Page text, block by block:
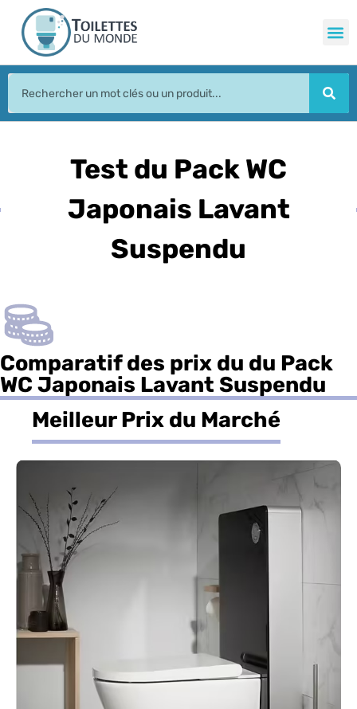
Test du Pack WC
Japonais Lavant
Suspendu
Comparatif des prix du du Pack
WC Japonais Lavant Suspendu
Meilleur Prix du Marché